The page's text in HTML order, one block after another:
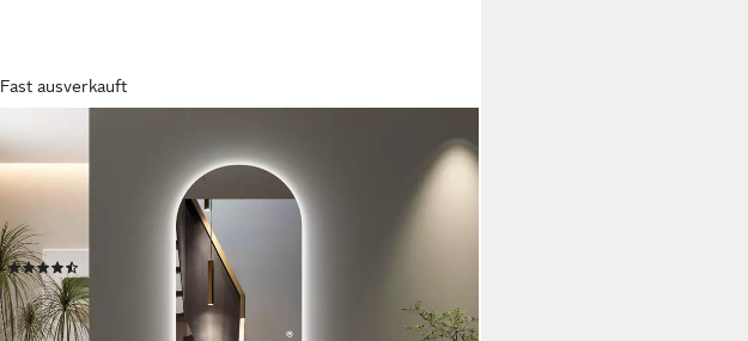
Fast ausverkauft
Ganzkörperspiegel mit beleuchtung 165x60cm
3Lichtfarben Dimmbar Speicherfunktion (Wandspiegel
Groß, 145x60cm, 3000-6500K, 165x65cm), für Flur
Wohnzimmer Schlafzimmer Hotel
259,99 € UVP
-48%